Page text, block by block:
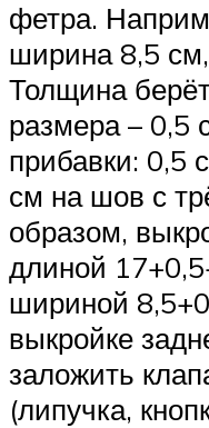
фетра.
ширина 8,5
Толщина
размера – 0,5
прибавки: 0,5
см на шов с
образом,
длиной
шириной
выкройке
заложить
(липучка,